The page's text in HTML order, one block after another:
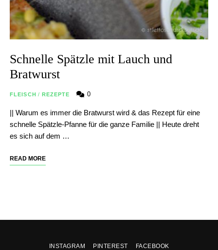
Schnelle Spätzle mit Lauch und
Bratwurst
FLEISCH / REZEPTE 0
|| Warum es immer die Bratwurst wird & das Rezept für eine
schnelle Spätzle-Pfanne für die ganze Familie || Heute dreht
es sich auf dem …
READ MORE
INSTAGRAM PINTEREST FACEBOOK